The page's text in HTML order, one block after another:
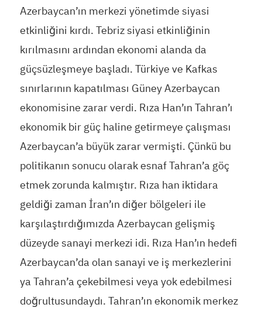
Azerbaycan’ın merkezi yönetimde siyasi
etkinliğini kırdı. Tebriz siyasi etkinliğinin
kırılmasını ardından ekonomi alanda da
güçsüzleşmeye başladı. Türkiye ve Kafkas
sınırlarının kapatılması Güney Azerbaycan
ekonomisine zarar verdi. Rıza Han’ın Tahran’ı
ekonomik bir güç haline getirmeye çalışması
Azerbaycan’a büyük zarar vermişti. Çünkü bu
politikanın sonucu olarak esnaf Tahran’a göç
etmek zorunda kalmıştır. Rıza han iktidara
geldiği zaman İran’ın diğer bölgeleri ile
karşılaştırdığımızda Azerbaycan gelişmiş
düzeyde sanayi merkezi idi. Rıza Han’ın hedefi
Azerbaycan’da olan sanayi ve iş merkezlerini
ya Tahran’a çekebilmesi veya yok edebilmesi
doğrultusundaydı. Tahran’ın ekonomik merkez